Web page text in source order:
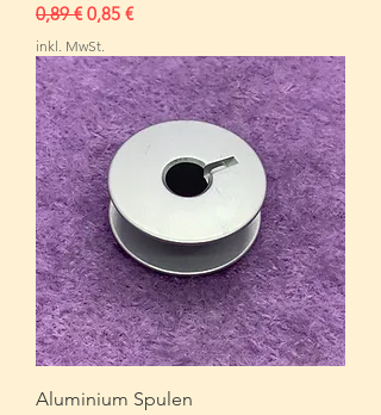
Standardpreis
0,89 € Sale-Preis
0,85 €
inkl. MwSt.
Aluminium Spulen